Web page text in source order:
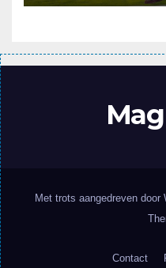
Met trots aangedreven door
Contact